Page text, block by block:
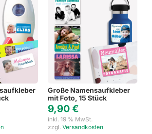
Große Namensaufkleber
mit Foto, 15 Stück
9,90 €
inkl. 19 % MwSt.
zzgl. Versandkosten